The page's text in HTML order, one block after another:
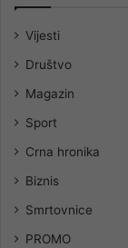
Vijesti
Društvo
Magazin
Sport
Crna hronika
Biznis
Smrtovnice
PROMO